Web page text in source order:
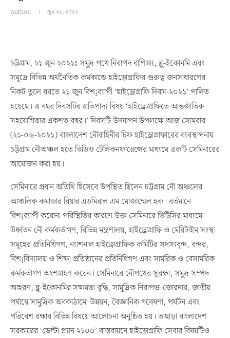
Author: জুন ২১, ২০২১
চট্টগ্রাম, ২১ জুন ২০২১ঃ সমুদ্র পথে নিরাপদ বাণিজ্য, ব্লু-ইকোনমি এবং
সমুদ্রে বিভিন্ন অর্থনৈতিক কর্মকান্ডে হাইড্রোগ্রাফির গুরুত্ব জনসাধারণের
নিকট তুলে ধরতে ২১ জুন বিশ¡ব্যাপী ‘হাইড্রোগ্রাফি দিবস-২০২১’ পালিত
হয়েছে। এ বছর দিবসটির প্রতিপাদ্য বিষয় ‘হাইড্রোগ্রাফিতে আন্তর্জাতিক
সহযোগিতার একশত বছর।’ দিবসটি উদযাপন উপলক্ষে আজ সোমবার
(২১-০৬-২০২১) বাংলাদেশ নৌবাহিনীর চিফ হাইড্রোগ্রাফারের ব্যবস্থাপনায়
চট্টগ্রাম নৌঅঞ্চল হতে ভিডিও টেলিকনফারেন্সের মাধ্যমে একটি সেমিনারের
আয়োজন করা হয়।
সেমিনারে প্রধান অতিথি হিসেবে উপস্থিত ছিলেন চট্টগ্রাম নৌ অঞ্চলের
আঞ্চলিক কমান্ডার রিয়ার এডমিরাল এম মোজাম্মেল হক। বর্তমানে
বিশ¡ব্যাপী করোনা পরিস্থিতির কারণে উক্ত সেমিনারে ভিটিসির মাধ্যমে
উর্ধ্বতন নৌ কর্মকর্তাগণ, বিভিন্ন মন্ত্রণালয়, হাইড্রোগ্রাফি ও মেরিটাইম সংস্থা
সমূহের প্রতিনিধিগণ, ন্যাশনাল হাইড্রোগ্রাফিক কমিটির সদস্যবৃন্দ, বন্দর,
বিশ¡বিদ্যালয় ও শিক্ষা প্রতিষ্ঠানের প্রতিনিধিগণ এবং সামরিক ও বেসামরিক
কর্মকর্তাগণ অংশগ্রহণ করেন। সেমিনারে নৌপথের সুরক্ষা, সমুদ্র সম্পদ
আহরণ, ব্লু-ইকোনমির সক্ষমতা বৃদ্ধি, সামুদ্রিক নিরাপত্তা জোরদার, জাতীয়
পর্যায়ে সামুদ্রিক অবকাঠামো উন্নয়ন, বৈজ্ঞানিক গবেষণা, পর্যটন এবং
পরিবেশ রক্ষার বিভিন্ন বিষয়ে আলোচনা অনুষ্ঠিত হয়। তাছাড়া বাংলাদেশ
সরকারের ‘ডেল্টা প্ল্যান ২১০০’ বাস্তবায়নে হাইড্রোগ্রাফি সেবার বিষয়টিও